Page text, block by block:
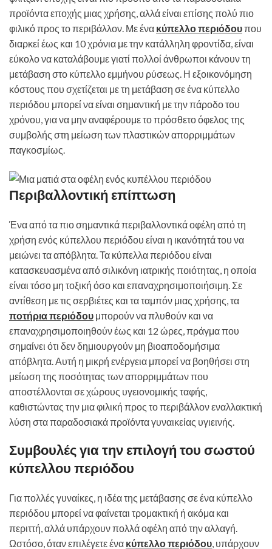
προϊόντα εποχής μιας χρήσης, αλλά είναι επίσης πολύ πιο
φιλικό προς το περιβάλλον. Με ένα κύπελλο περιόδουπου
διαρκεί έως και 10 χρόνια με την κατάλληλη φροντίδα, είναι
εύκολο να καταλάβουμε γιατί πολλοί άνθρωποι κάνουν τη
μετάβαση στο κύπελλο εμμήνου ρύσεως. Η εξοικονόμηση
κόστους που σχετίζεται με τη μετάβαση σε ένα κύπελλο
περιόδου μπορεί να είναι σημαντική με την πάροδο του
χρόνου, για να μην αναφέρουμε το πρόσθετο όφελος της
συμβολής στη μείωση των πλαστικών απορριμμάτων
παγκοσμίως.
Περιβαλλοντική επίπτωση
Ένα από τα πιο σημαντικά περιβαλλοντικά οφέλη από τη
χρήση ενός κύπελλου περιόδου είναι η ικανότητά του να
μειώνει τα απόβλητα. Τα κύπελλα περιόδου είναι
κατασκευασμένα από σιλικόνη ιατρικής ποιότητας, η οποία
είναι τόσο μη τοξική όσο και επαναχρησιμοποιήσιμη. Σε
αντίθεση με τις σερβιέτες και τα ταμπόν μιας χρήσης, τα
ποτήρια περιόδου μπορούν να πλυθούν και να
επαναχρησιμοποιηθούν έως και 12 ώρες, πράγμα που
σημαίνει ότι δεν δημιουργούν μη βιοαποδομήσιμα
απόβλητα. Αυτή η μικρή ενέργεια μπορεί να βοηθήσει στη
μείωση της ποσότητας των απορριμμάτων που
αποστέλλονται σε χώρους υγειονομικής ταφής,
καθιστώντας την μια φιλική προς το περιβάλλον εναλλακτική
λύση στα παραδοσιακά προϊόντα γυναικείας υγιεινής.
Συμβουλές για την επιλογή του σωστού
κύπελλου περιόδου
Για πολλές γυναίκες, η ιδέα της μετάβασης σε ένα κύπελλο
περιόδου μπορεί να φαίνεται τρομακτική ή ακόμα και
περιττή, αλλά υπάρχουν πολλά οφέλη από την αλλαγή.
Ωστόσο, όταν επιλέγετε ένα κύπελλο περιόδου, υπάρχουν